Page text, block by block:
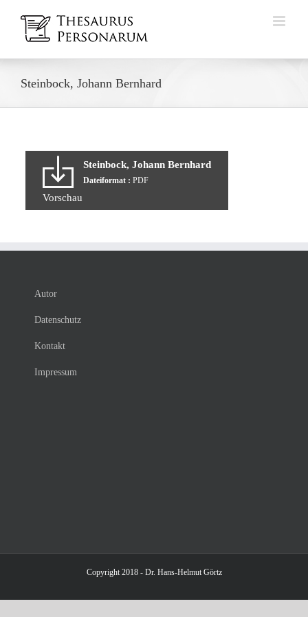
Inhalt
springen
Steinbock, Johann Bernhard
Steinbock, Johann Bernhard
Dateiformat : PDF
Vorschau
Autor
Datenschutz
Kontakt
Impressum
Copyright 2018 - Dr. Hans-Helmut Görtz